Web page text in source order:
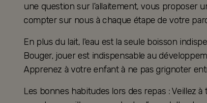
une question sur l’allaitement, vous proposer
compter sur nous à chaque étape de votre
En plus du lait, l'eau est la seule boisson
Bouger, jouer est indispensable au
Apprenez à votre enfant à ne pas grignoter
Les bonnes habitudes lors des repas : Veillez